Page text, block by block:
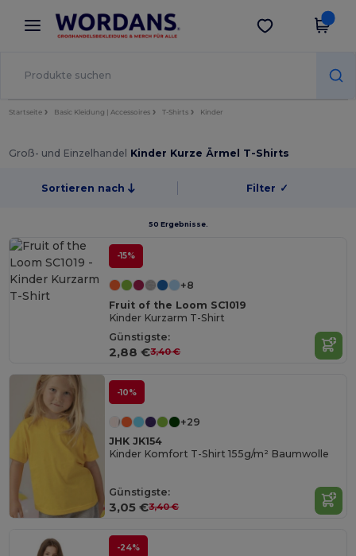
× Wordans App
Bessere Preise in der App!
App holen
Startseite Basic Kleidung | Accessoires T-Shirts Kinder
Groß- und Einzelhandel Kinder Kurze Ärmel T-Shirts
Sortieren nach Filter ✓
50 Ergebnisse.
-15%
+8
Fruit of the Loom SC1019
Kinder Kurzarm T-Shirt
Günstigste:
2,88 €3,40 €
-10%
+29
JHK JK154
Kinder Komfort T-Shirt 155g/m² Baumwolle
Günstigste:
3,05 €3,40 €
-24%